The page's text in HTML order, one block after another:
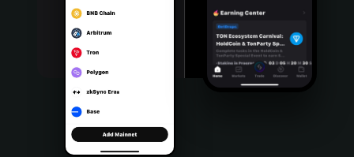
Português (Portugal)
Bahasa Indonesia
Português (Brasil)
Español (Argentina)